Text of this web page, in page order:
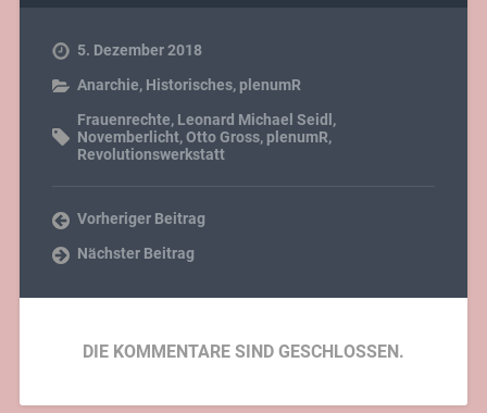
5. Dezember 2018
Anarchie, Historisches, plenumR
Frauenrechte, Leonard Michael Seidl ,
Novemberlicht,Otto Gross, plenumR,
Revolutionswerkstatt
Vorheriger Beitrag
Nächster Beitrag
DIE KOMMENTARE SIND GESCHLOSSEN.